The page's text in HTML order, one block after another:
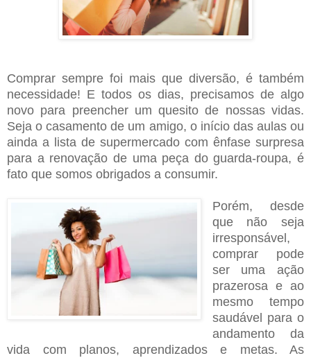
Comprar sempre foi mais que diversão, é também
necessidade! E todos os dias, precisamos de algo
novo para preencher um quesito de nossas vidas.
Seja o casamento de um amigo, o início das aulas ou
ainda a lista de supermercado com ênfase surpresa
para a renovação de uma peça do guarda-roupa, é
fato que somos obrigados a consumir.
Porém, desde
que não seja
irresponsável,
comprar pode
ser uma ação
prazerosa e ao
mesmo tempo
saudável para o
andamento da
vida com planos, aprendizados e metas. As